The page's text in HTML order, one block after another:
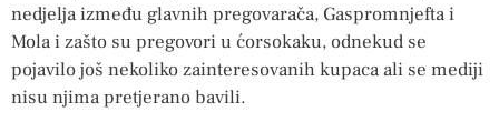
nedjelja između glavnih pregovarača, Gaspromnjefta i
Mola i zašto su pregovori u ćorsokaku, odnekud se
pojavilo još nekoliko zainteresovanih kupaca ali se mediji
nisu njima pretjerano bavili.